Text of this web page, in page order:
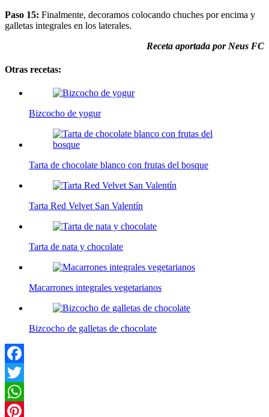
Paso 15: Finalmente, decoramos colocando chuches por encima y
galletas integrales en los laterales.
Receta aportada por Neus FC
Otras recetas:
Bizcocho de yogur
Tarta de chocolate blanco con frutas del bosque
Tarta Red Velvet San Valentín
Tarta de nata y chocolate
Macarrones integrales vegetarianos
Bizcocho de galletas de chocolate
Facebook
Twitter
WhatsApp